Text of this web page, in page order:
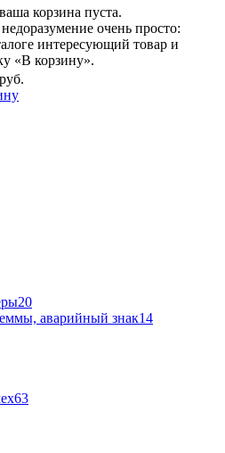
корзина пуста.
очень просто:
интересующий товар и
«В корзину».
20
аварийный знак14
63